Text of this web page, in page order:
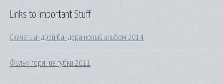
Links to Important Stuff
Скачать андрей бандера новый альбом 2014
Фильм горячие губки 2011